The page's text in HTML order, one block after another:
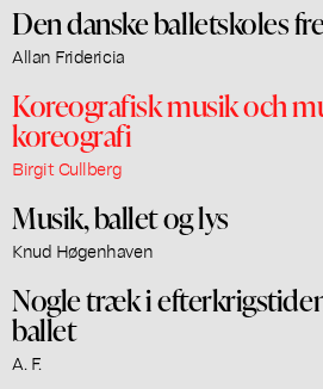
Den danske balletskoles
Allan Fridericia
Koreografisk musik och
koreografi
Birgit Cullberg
Musik, ballet og lys
Knud Høgenhaven
Nogle træk i
ballet
A. F.